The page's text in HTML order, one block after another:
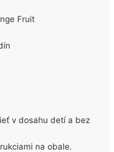
Fruit
v dosahu detí a bez
na obale.